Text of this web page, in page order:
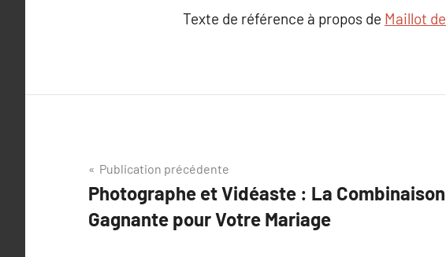
Texte de référence à propos de Maillot
Navigation
de
l’article
Publication précédente
Photographe et Vidéaste : La Combinaison
Gagnante pour Votre Mariage